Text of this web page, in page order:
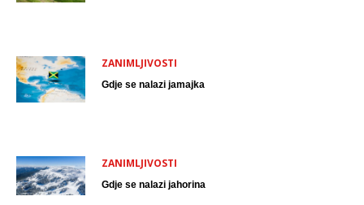
ZANIMLJIVOSTI
Gdje se nalazi jamajka
ZANIMLJIVOSTI
Gdje se nalazi jahorina